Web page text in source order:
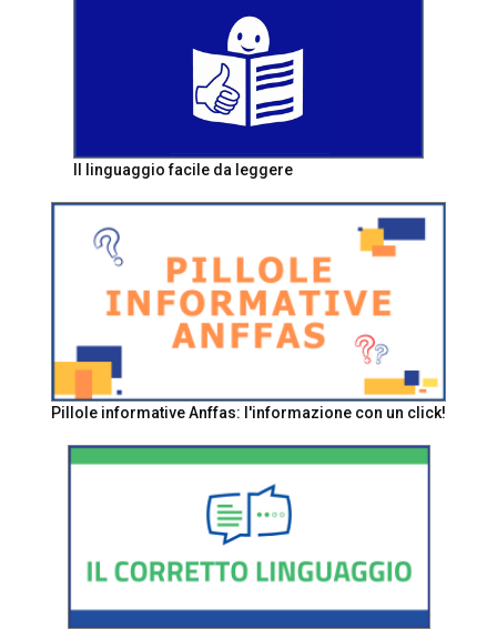
Il linguaggio facile da leggere
Pillole informative Anffas: l'informazione con un click!